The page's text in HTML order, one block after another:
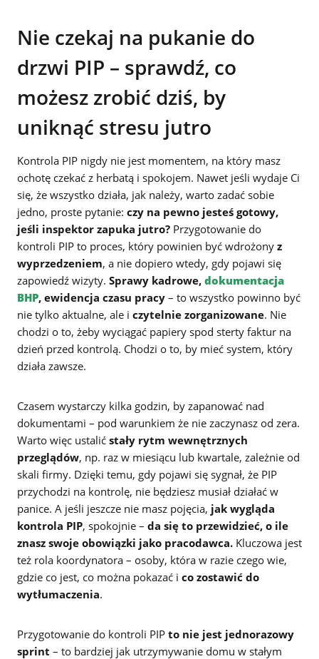
Nie czekaj na pukanie do
drzwi PIP – sprawdź, co
możesz zrobić dziś, by
uniknąć stresu jutro
Kontrola PIP nigdy nie jest momentem, na który masz
ochotę czekać z herbatą i spokojem. Nawet jeśli wydaje Ci
się, że wszystko działa, jak należy, warto zadać sobie
jedno, proste pytanie: czy na pewno jesteś gotowy,
jeśli inspektor zapuka jutro? Przygotowanie do
kontroli PIP to proces, który powinien być wdrożony z
wyprzedzeniem, a nie dopiero wtedy, gdy pojawi się
zapowiedź wizyty. Sprawy kadrowe, dokumentacja
BHP, ewidencja czasu pracy – to wszystko powinno być
nie tylko aktualne, ale i czytelnie zorganizowane. Nie
chodzi o to, żeby wyciągać papiery spod sterty faktur na
dzień przed kontrolą. Chodzi o to, by mieć system, który
działa zawsze.
Czasem wystarczy kilka godzin, by zapanować nad
dokumentami – pod warunkiem że nie zaczynasz od zera.
Warto więc ustalić stały rytm wewnętrznych
przeglądów, np. raz w miesiącu lub kwartale, zależnie od
skali firmy. Dzięki temu, gdy pojawi się sygnał, że PIP
przychodzi na kontrolę, nie będziesz musiał działać w
panice. A jeśli jeszcze nie masz pojęcia, jak wygląda
kontrola PIP, spokojnie – da się to przewidzieć, o ile
znasz swoje obowiązki jako pracodawca. Kluczowa jest
też rola koordynatora – osoby, która w razie czego wie,
gdzie co jest, co można pokazać i co zostawić do
wytłumaczenia.
Przygotowanie do kontroli PIP to nie jest jednorazowy
sprint – to bardziej jak utrzymywanie domu w stałym